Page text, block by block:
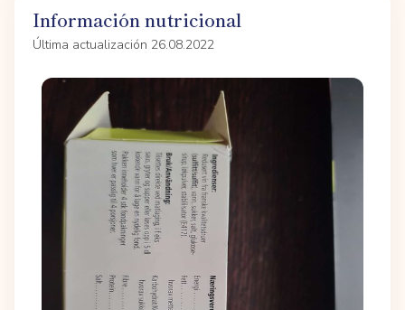
Información nutricional
Última actualización 26.08.2022